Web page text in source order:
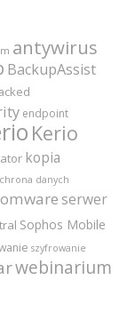
antywirus
BackupAssist
endpoint
Kerio
kopia
danych
serwer
Sophos Mobile
szyfrowanie
webinarium